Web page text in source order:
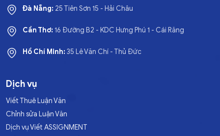
Đà Nẵng: 25 Tiên Sơn 15 - Hải Châu
Cần Thơ:16 Đường B2 - KDC Hưng Phú 1 - Cái Răng
Hồ Chí Minh:35 Lê Văn Chí - Thủ Đức
Dịch vụ
Viết Thuê Luận Văn
Chỉnh sửa Luận Văn
Dịch vụ Viết ASSIGNMENT